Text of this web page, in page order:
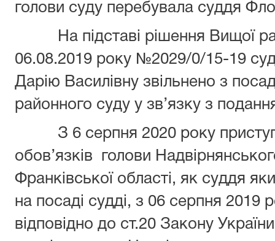
голови суду перебувала суддя
На підставі рішення Вищої
06.08.2019 року №2029/0/15-19
Дарію Василівну звільнено з
районного суду у зв’язку з
З 6 серпня 2020 року
обов’язків голови
Франківської області, як суддя
на посаді судді, з 06 серпня
відповідно до ст.20 Закону